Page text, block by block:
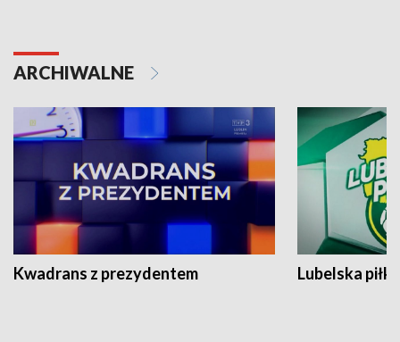
ARCHIWALNE
Kwadrans z prezydentem Lubelska piłka